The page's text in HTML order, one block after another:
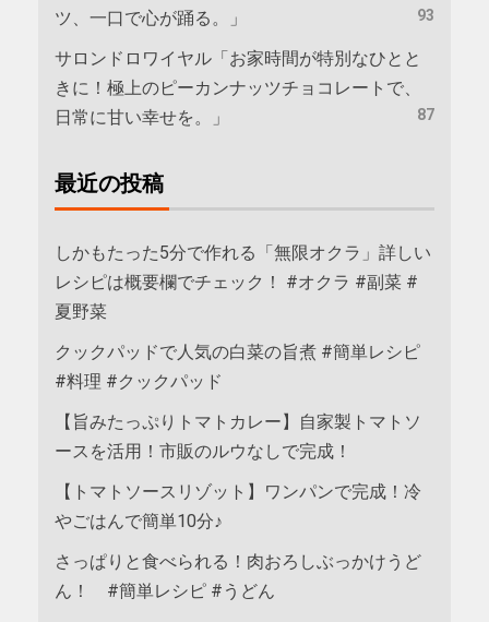
ツ、一口で心が踊る。」
93
サロンドロワイヤル「お家時間が特別なひとと
きに！極上のピーカンナッツチョコレートで、
日常に甘い幸せを。」
87
最近の投稿
しかもたった5分で作れる「無限オクラ」詳しい
レシピは概要欄でチェック！ #オクラ #副菜 #
夏野菜
クックパッドで人気の白菜の旨煮 #簡単レシピ
#料理 #クックパッド
【旨みたっぷりトマトカレー】自家製トマトソ
ースを活用！市販のルウなしで完成！
【トマトソースリゾット】ワンパンで完成！冷
やごはんで簡単10分♪
さっぱりと食べられる！肉おろしぶっかけうど
ん！ #簡単レシピ #うどん